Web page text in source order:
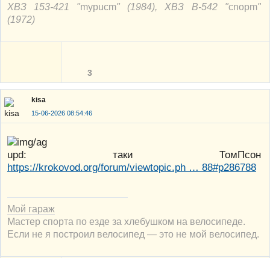
ХВЗ 153-421 "mypucm" (1984), ХВЗ В-542 "cnорm"
(1972)
3
kisa
15-06-2026 08:54:46
upd: таки ТомПсон
https://krokovod.org/forum/viewtopic.ph … 88#p286788
Мой гараж
Мастер спорта по езде за хлебушком на велосипеде.
Если не я построил велосипед — это не мой велосипед.